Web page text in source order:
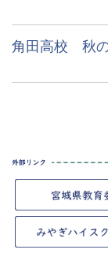
角田高校 秋の